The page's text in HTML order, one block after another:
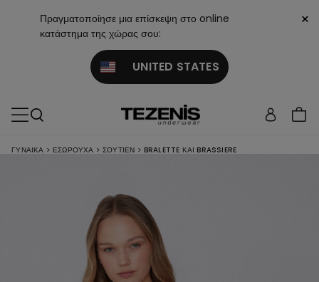
Πραγματοποίησε μια επίσκεψη στο online
κατάστημα της χώρας σου:
UNITED STATES
×
ΓΥΝΑΙΚΑ > ΕΣΏΡΟΥΧΑ > ΣΟΥΤΙΈΝ > BRALETTE ΚΑΙ BRASSIERE